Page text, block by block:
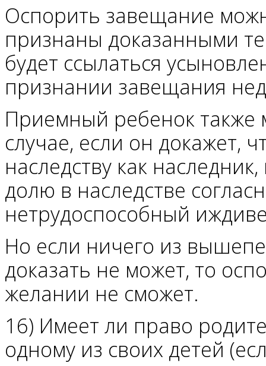
Оспорить завещание
признаны доказанными
будет ссылаться
признании завещания
Приемный ребенок также
случае, если он докажет,
наследству как
долю в наследстве
нетрудоспособный
Но если ничего из
доказать не может, то
желании не сможет.
16) Имеет ли право
одному из своих детей